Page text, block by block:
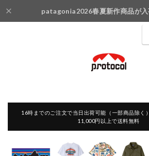
patagonia2026春夏新作商品が入
16時までのご注文で当日出荷可能（一部商品除く
11,000円以上で送料無料